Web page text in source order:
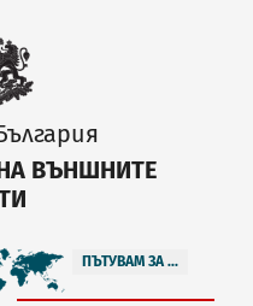
ВЪНШНИТЕ
ПЪТУВАМ ЗА ...